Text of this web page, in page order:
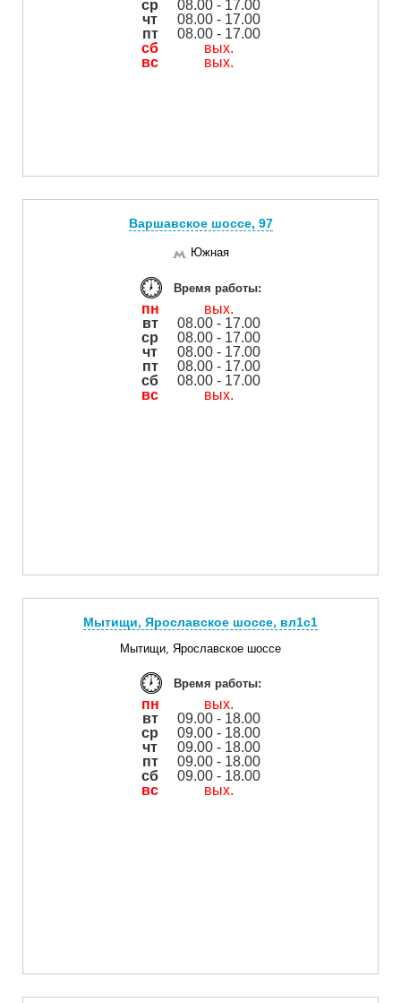
ср
08.00 - 17.00
чт
08.00 - 17.00
пт
08.00 - 17.00
сб
вых.
вс
вых.
Варшавское шоссе, 97
Южная
Время работы:
пн
вых.
вт
08.00 - 17.00
ср
08.00 - 17.00
чт
08.00 - 17.00
пт
08.00 - 17.00
сб
08.00 - 17.00
вс
вых.
Мытищи, Ярославское шоссе, вл1с1
Мытищи, Ярославское шоссе
Время работы:
пн
вых.
вт
09.00 - 18.00
ср
09.00 - 18.00
чт
09.00 - 18.00
пт
09.00 - 18.00
сб
09.00 - 18.00
вс
вых.